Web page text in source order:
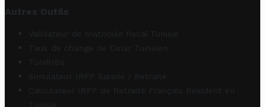
Autres Outils
Validateur de matricule fiscal Tunisie
Taux de change de Dinar Tunisien
TuniRIBs
Simulateur IRPP Salarié / Retraité
Calculateur IRPP de Retraité Français Résident en
Tunisie